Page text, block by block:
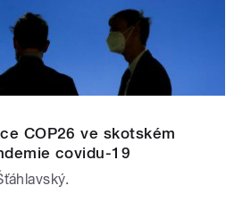
COP26 ve skotském
covidu-19